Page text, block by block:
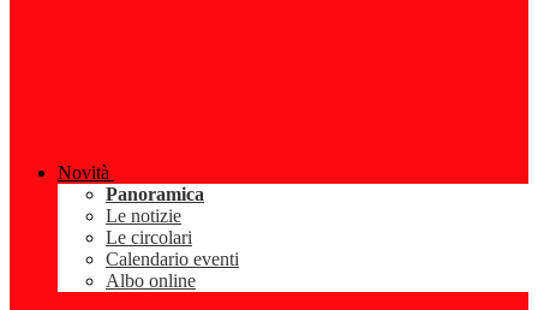
Novità
Panoramica
Le notizie
Le circolari
Calendario eventi
Albo online